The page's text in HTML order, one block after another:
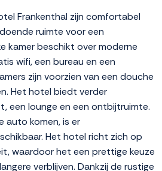
Frankenthal zijn comfortabel
ruimte voor een
kamer beschikt over moderne
wifi, een bureau en een
zijn voorzien van een douche
Het hotel biedt verder
een lounge en een ontbijtruimte.
auto komen, is er
Het hotel richt zich op
waardoor het een prettige keuze
verblijven. Dankzij de rustige